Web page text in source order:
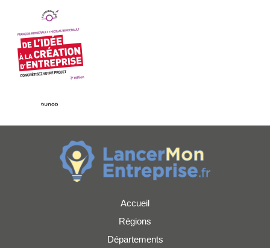
Accueil
Régions
Départements